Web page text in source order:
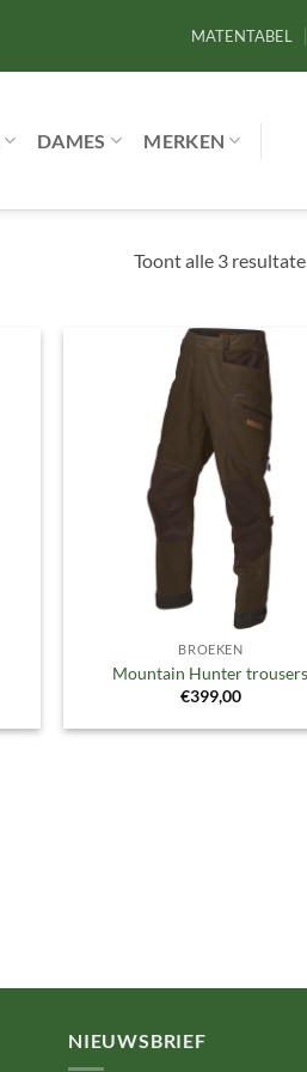
MATENTABEL
DAMES MERKEN
Toont alle 3
BROEKEN
Mountain Hunter trousers
€399,00
NIEUWSBRIEF